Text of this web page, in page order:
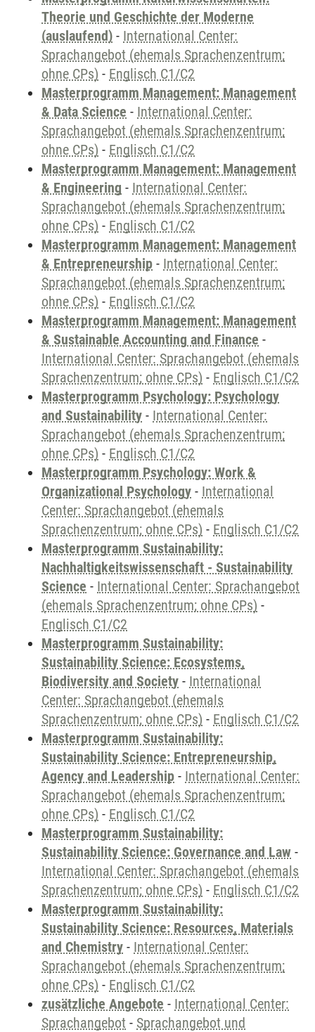
Theorie und Geschichte der Moderne
(auslaufend) - International Center:
Sprachangebot (ehemals Sprachenzentrum;
ohne CPs) - Englisch C1/C2
Masterprogramm Management: Management
& Data Science - International Center:
Sprachangebot (ehemals Sprachenzentrum;
ohne CPs) - Englisch C1/C2
Masterprogramm Management: Management
& Engineering - International Center:
Sprachangebot (ehemals Sprachenzentrum;
ohne CPs) - Englisch C1/C2
Masterprogramm Management: Management
& Entrepreneurship - International Center:
Sprachangebot (ehemals Sprachenzentrum;
ohne CPs) - Englisch C1/C2
Masterprogramm Management: Management
& Sustainable Accounting and Finance -
International Center: Sprachangebot (ehemals
Sprachenzentrum; ohne CPs) - Englisch C1/C2
Masterprogramm Psychology: Psychology
and Sustainability - International Center:
Sprachangebot (ehemals Sprachenzentrum;
ohne CPs) - Englisch C1/C2
Masterprogramm Psychology: Work &
Organizational Psychology - International
Center: Sprachangebot (ehemals
Sprachenzentrum; ohne CPs) - Englisch C1/C2
Masterprogramm Sustainability:
Nachhaltigkeitswissenschaft - Sustainability
Science - International Center: Sprachangebot
(ehemals Sprachenzentrum; ohne CPs) -
Englisch C1/C2
Masterprogramm Sustainability:
Sustainability Science: Ecosystems,
Biodiversity and Society - International
Center: Sprachangebot (ehemals
Sprachenzentrum; ohne CPs) - Englisch C1/C2
Masterprogramm Sustainability:
Sustainability Science: Entrepreneurship,
Agency and Leadership - International Center:
Sprachangebot (ehemals Sprachenzentrum;
ohne CPs) - Englisch C1/C2
Masterprogramm Sustainability:
Sustainability Science: Governance and Law -
International Center: Sprachangebot (ehemals
Sprachenzentrum; ohne CPs) - Englisch C1/C2
Masterprogramm Sustainability:
Sustainability Science: Resources, Materials
and Chemistry - International Center:
Sprachangebot (ehemals Sprachenzentrum;
ohne CPs) - Englisch C1/C2
zusätzliche Angebote - International Center:
Sprachangebot - Sprachangebot und